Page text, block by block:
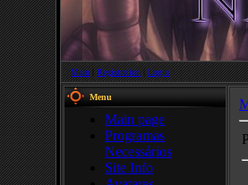
Main |Registration|Login
Menu
Main page
Programas
Necessários
Site Info